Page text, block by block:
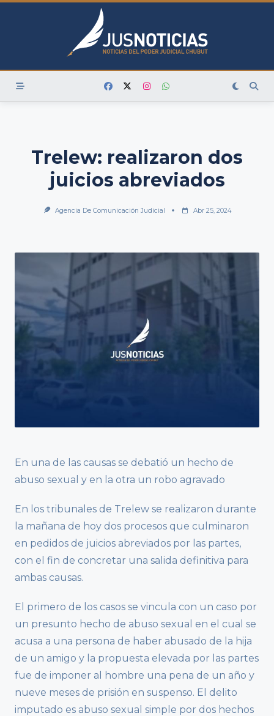
Skip
Trelew: realizaron dos
juicios abreviados
Agencia De Comunicación Judicial Abr 25, 2024
En una de las causas se debatió un hecho de
abuso sexual y en la otra un robo agravado
En los tribunales de Trelew se realizaron durante
la mañana de hoy dos procesos que culminaron
en pedidos de juicios abreviados por las partes,
con el fin de concretar una salida definitiva para
ambas causas.
El primero de los casos se vincula con un caso por
un presunto hecho de abuso sexual en el cual se
acusa a una persona de haber abusado de la hija
de un amigo y la propuesta elevada por las partes
fue de imponer al hombre una pena de un año y
nueve meses de prisión en suspenso. El delito
imputado es abuso sexual simple por dos hechos